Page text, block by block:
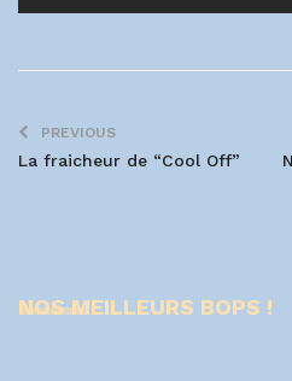
PREVIOUS
La fraicheur de “Cool Off”
NOS MEILLEURS BOPS !